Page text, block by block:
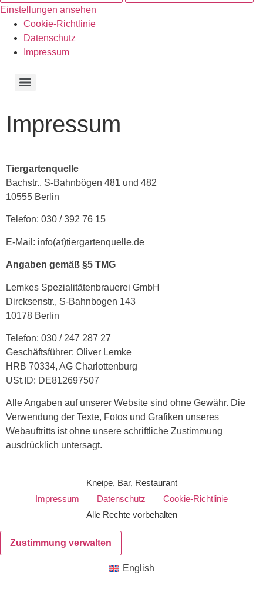
Einstellungen ansehen
Cookie-Richtlinie
Datenschutz
Impressum
Impressum
Tiergartenquelle
Bachstr., S-Bahnbögen 481 und 482
10555 Berlin
Telefon: 030 / 392 76 15
E-Mail: info(at)tiergartenquelle.de
Angaben gemäß §5 TMG
Lemkes Spezialitätenbrauerei GmbH
Dircksenstr., S-Bahnbogen 143
10178 Berlin
Telefon: 030 / 247 287 27
Geschäftsführer: Oliver Lemke
HRB 70334, AG Charlottenburg
USt.ID: DE812697507
Alle Angaben auf unserer Website sind ohne Gewähr. Die
Verwendung der Texte, Fotos und Grafiken unseres
Webauftritts ist ohne unsere schriftliche Zustimmung
ausdrücklich untersagt.
Kneipe, Bar, Restaurant
Impressum
Datenschutz
Cookie-Richtlinie
Alle Rechte vorbehalten
Zustimmung verwalten
English